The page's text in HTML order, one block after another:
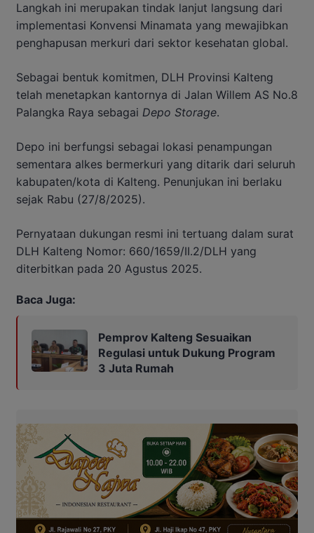
Langkah ini merupakan tindak lanjut langsung dari
implementasi Konvensi Minamata yang mewajibkan
penghapusan merkuri dari sektor kesehatan global.
Sebagai bentuk komitmen, DLH Provinsi Kalteng
telah menetapkan kantornya di Jalan Willem AS No.8
Palangka Raya sebagai Depo Storage.
Depo ini berfungsi sebagai lokasi penampungan
sementara alkes bermerkuri yang ditarik dari seluruh
kabupaten/kota di Kalteng. Penunjukan ini berlaku
sejak Rabu (27/8/2025).
Pernyataan dukungan resmi ini tertuang dalam surat
DLH Kalteng Nomor: 660/1659/II.2/DLH yang
diterbitkan pada 20 Agustus 2025.
Baca Juga:
Pemprov Kalteng Sesuaikan
Regulasi untuk Dukung Program
3 Juta Rumah